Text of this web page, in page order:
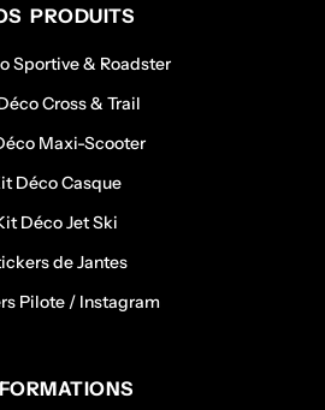
PRODUITS
Sportive & Roadster
Cross & Trail
Maxi-Scooter
Déco Casque
Déco Jet Ski
de Jantes
Pilote / Instagram